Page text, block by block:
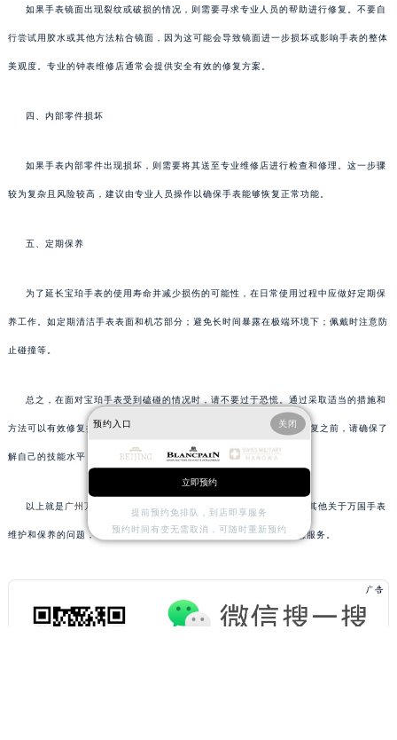
如果手表镜面出现裂纹或破损的情况，则需要寻求专业人员的帮助进行修复。不要自
行尝试用胶水或其他方法粘合镜面，因为这可能会导致镜面进一步损坏或影响手表的整体
美观度。专业的钟表维修店通常会提供安全有效的修复方案。
四、内部零件损坏
如果手表内部零件出现损坏，则需要将其送至专业维修店进行检查和修理。这一步骤
较为复杂且风险较高，建议由专业人员操作以确保手表能够恢复正常功能。
五、定期保养
为了延长宝珀手表的使用寿命并减少损伤的可能性，在日常使用过程中应做好定期保
养工作。如定期清洁手表表面和机芯部分；避免长时间暴露在极端环境下；佩戴时注意防
止碰撞等。
总之，在面对宝珀手表受到磕碰的情况时，请不要过于恐慌。通过采取适当的措施和
方法可以有效修复损伤，并让爱表重新焕发光彩。当然，在尝试任何修复之前，请确保了
解自己的技能水平，并选择合适的方法来处理问题。
以上就是 广州万国保养服务中心 为您分享的精彩内容。如果您还有其他关于万国手表
维护和保养的问题，可以拨打页面400电话进行咨询，我们将竭诚为您服务。
预约入口 关闭
立即预约
提前预约免排队，到店即享服务
预约时间有变无需取消，可随时重新预约